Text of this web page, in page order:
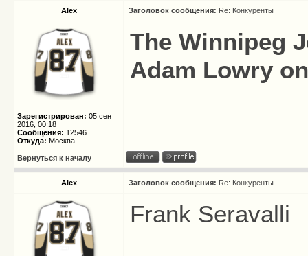
Alex Заголовок сообщения: Re: Конкуренты
Зарегистрирован: 05 сен
2016, 00:18
Сообщения: 12546
Откуда: Москва
The Winnipeg
Adam Lowry
Вернуться к началу
Alex Заголовок сообщения: Re: Конкуренты
Frank Seravalli